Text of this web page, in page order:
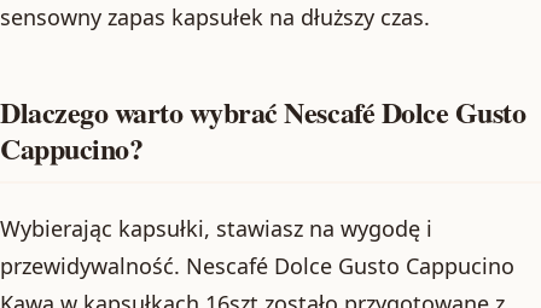
sensowny zapas kapsułek na dłuższy czas.
Dlaczego warto wybrać Nescafé Dolce Gusto
Cappucino?
Wybierając kapsułki, stawiasz na wygodę i
przewidywalność. Nescafé Dolce Gusto Cappucino